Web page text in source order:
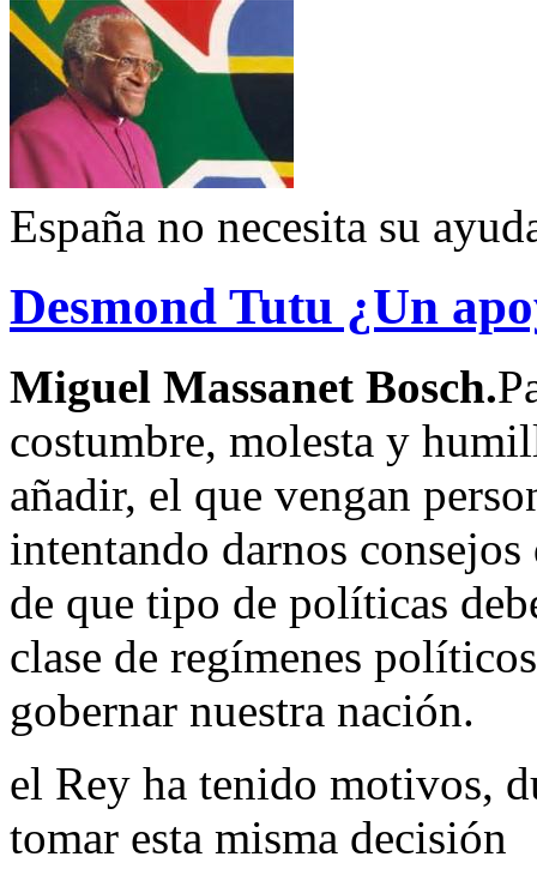
España no necesita su
Desmond Tutu ¿Un
Miguel Massanet Bosch.
costumbre, molesta y
añadir, el que vengan
intentando darnos
de que tipo de políticas
clase de regímenes
gobernar nuestra nación.
el Rey ha tenido motivos,
tomar esta misma decisión